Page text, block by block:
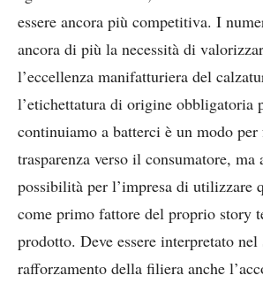
essere ancora più competitiva. I
ancora di più la necessità di
l’eccellenza manifatturiera del
l’etichettatura di origine obbligatoria
continuiamo a batterci è un modo
trasparenza verso il consumatore, ma
possibilità per l’impresa di utilizzare
come primo fattore del proprio story
prodotto. Deve essere interpretato nel
rafforzamento della filiera anche